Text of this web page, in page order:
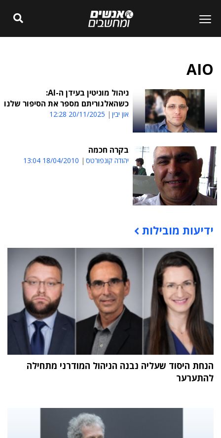
AIO
ניהול מוניטין בעידן ה-AI:
כשהאלגוריתם מספר את הסיפור שלנו
און יבין 20/11/2025 12:28
בקרה חכמה
יהודה קונפורטס 18/04/2010 13:04
תוכן פרסומי
ידיעות מובילות
הנחת היסוד שעליה נבנה הניהול המודרני מתחילה
להתערער